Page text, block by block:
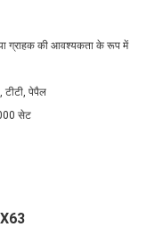
या ग्राहक की आवश्यकता के रूप में
टीटी, पेपैल
सेट